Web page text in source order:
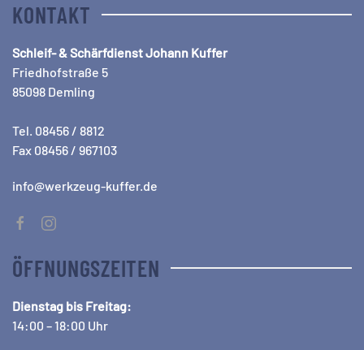
KONTAKT
Schleif- & Schärfdienst Johann Kuffer
Friedhofstraße 5
85098 Demling
Tel. 08456 / 8812
Fax 08456 / 967103
info@werkzeug-kuffer.de
ÖFFNUNGSZEITEN
Dienstag bis Freitag:
14:00 – 18:00 Uhr